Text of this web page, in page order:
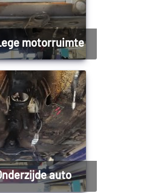
Lege motorruimte
Onderzijde auto